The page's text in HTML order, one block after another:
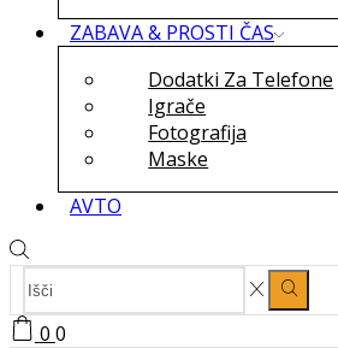
ZABAVA & PROSTI ČAS
Dodatki Za Telefone
Igrače
Fotografija
Maske
AVTO
SEARCH
INPUT
Search
0 0